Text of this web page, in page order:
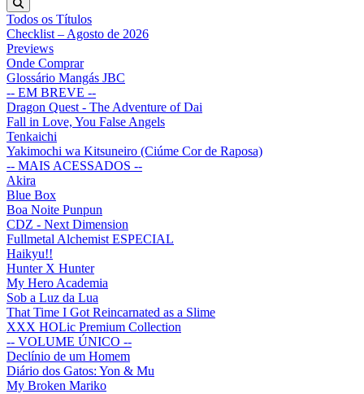
Todos os Títulos
Checklist – Agosto de 2026
Previews
Onde Comprar
Glossário Mangás JBC
-- EM BREVE --
Dragon Quest - The Adventure of Dai
Fall in Love, You False Angels
Tenkaichi
Yakimochi wa Kitsuneiro (Ciúme Cor de Raposa)
-- MAIS ACESSADOS --
Akira
Blue Box
Boa Noite Punpun
CDZ - Next Dimension
Fullmetal Alchemist ESPECIAL
Haikyu!!
Hunter X Hunter
My Hero Academia
Sob a Luz da Lua
That Time I Got Reincarnated as a Slime
XXX HOLic Premium Collection
-- VOLUME ÚNICO --
Declínio de um Homem
Diário dos Gatos: Yon & Mu
My Broken Mariko